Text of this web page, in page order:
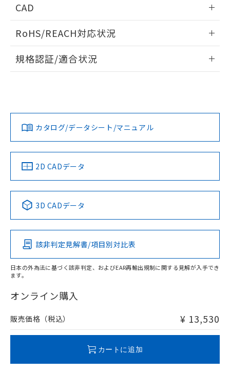
タイムチャート
A: 80mm以上、B: 60mm以上
以上、n: 40mm以上
検出物体の大きさと材質による影響
検出領域
CAD
ドすることができます。
ログイン/会員登録
ダウンロードデータをご利用いただく前に、以下を必ずお読
みください。
ソフトウェアの使用条件
RoHS/REACH対応状況
EU RoHS 注意事項・凡例
対応済み
中国 RoHS 注意事項・凡例
Pb Hg Cd Cr(VI)
O
在庫等で未対応品が混在する可能性があります。
問い合わせください。
規格認証/適合状況
LR型式承認
（イギリス
船舶規格）
DNV型式承認
（ノルウェー
BV型式承認
（フランス
KR型式
（韓国
No No No No
この製品の規格認証/適合状況ページへ
その他の認証はこちらのページからご検索ください
カタログ/データシート/マニュアル
2D CADデータ
3D CADデータ
該非判定見解書/項目別対比表
日本の外為法に基づく該非判定、およびEAR再輸出規制に関する見解が入手でき
ます。
オンライン購入
販売価格（税込） ¥ 13,530
カートに追加